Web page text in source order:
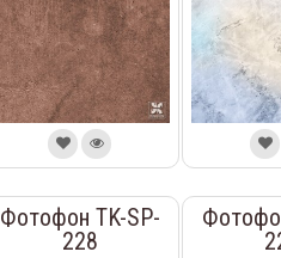
Фотофон TK-SP-
228